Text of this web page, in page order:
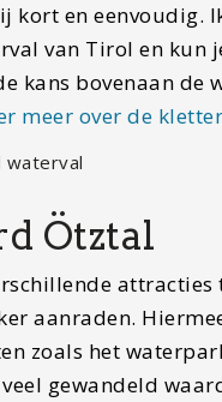
kort en
van Tirol en
kans bovenaan de
meer over de
Ötztal
aanraden.
zoals het
gewandeld